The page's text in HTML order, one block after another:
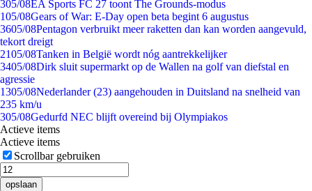
305/08EA Sports FC 27 toont The Grounds-modus
105/08Gears of War: E-Day open beta begint 6 augustus
3605/08Pentagon verbruikt meer raketten dan kan worden aangevuld,
tekort dreigt
2105/08Tanken in België wordt nóg aantrekkelijker
3405/08Dirk sluit supermarkt op de Wallen na golf van diefstal en
agressie
1305/08Nederlander (23) aangehouden in Duitsland na snelheid van
235 km/u
305/08Gedurfd NEC blijft overeind bij Olympiakos
Actieve items
Actieve items
Scrollbar gebruiken
opslaan